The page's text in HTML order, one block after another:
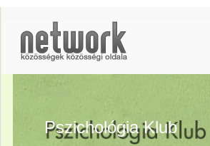
Pszichológia Klub